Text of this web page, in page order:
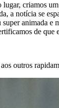
criamos
a notícia se
animada
de que
outros